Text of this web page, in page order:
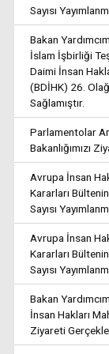
Sayısı
Bakan
İslam İşbirliği
Daimi İnsan
(BDİHK) 26.
Sağlamıştır.
Parlamentolar
Bakanlığımızı
Avrupa İnsan
Kararları
Sayısı
Avrupa İnsan
Kararları
Sayısı
Bakan
İnsan Hakları
Ziyareti